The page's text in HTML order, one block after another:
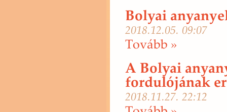
Bolyai
2018.12.05. 09:07
To­vább »
A Bolyai
fordulójának
2018.11.27. 22:12